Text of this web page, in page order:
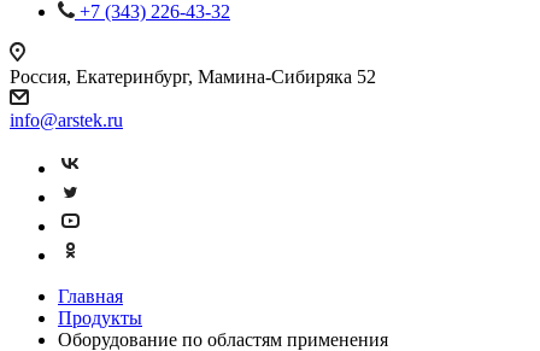
+7 (343) 226-43-32
Россия, Екатеринбург, Мамина-Сибиряка 52
info@arstek.ru
Главная
Продукты
Оборудование по областям применения